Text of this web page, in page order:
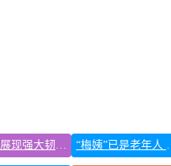
中国经济展现强大韧性和活力 “梅姨”